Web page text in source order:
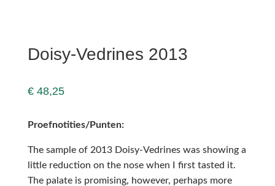
Doisy-Vedrines 2013
€48,25
Proefnotities/Punten:
The sample of 2013 Doisy-Vedrines was showing a
little reduction on the nose when I first tasted it.
The palate is promising, however, perhaps more